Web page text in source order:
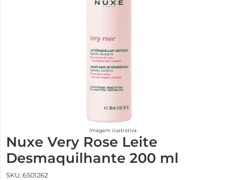
Imagem ilustrativa
Nuxe Very Rose Leite
Desmaquilhante 200 ml
SKU.:6501262